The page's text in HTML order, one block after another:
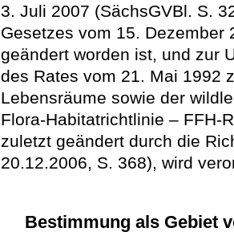
3. Juli 2007 (SächsGVBl. S.
Gesetzes vom 15. Dezember
geändert worden ist, und zur
des Rates vom 21. Mai 1992
Lebensräume sowie der
Flora-Habitatrichtlinie – FFH-
zuletzt geändert durch die
20.12.2006, S. 368), wird
Bestimmung als Gebiet